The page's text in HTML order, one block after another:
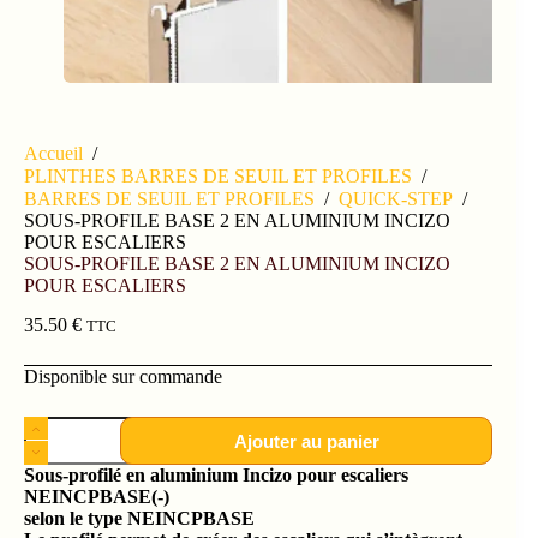
Accueil /
PLINTHES BARRES DE SEUIL ET PROFILES /
BARRES DE SEUIL ET PROFILES / QUICK-STEP /
SOUS-PROFILE BASE 2 EN ALUMINIUM INCIZO
POUR ESCALIERS
SOUS-PROFILE BASE 2 EN ALUMINIUM INCIZO
POUR ESCALIERS
35.50 € TTC
Disponible sur commande
Ajouter au panier
Sous-profilé en aluminium Incizo pour escaliers
NEINCPBASE(-)
selon le type NEINCPBASE